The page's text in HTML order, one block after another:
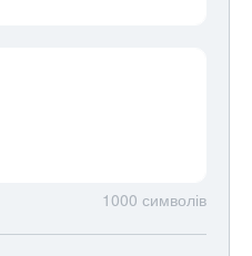
1000 символів